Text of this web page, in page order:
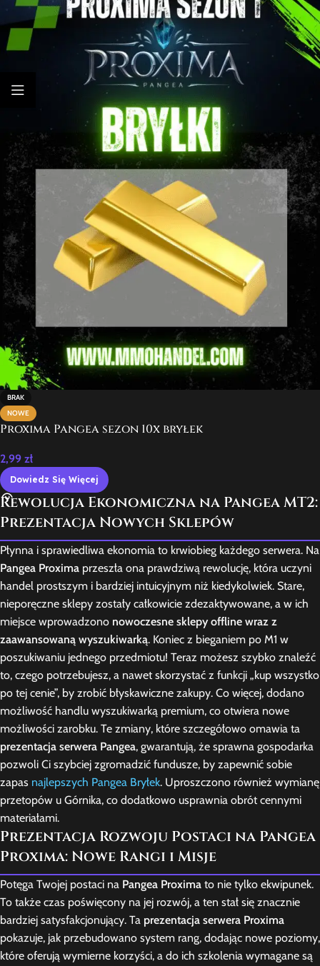
BRAK
NOWE
Proxima Pangea sezon 10x bryłek
2,99 zł
Dowiedz Się Więcej
Rewolucja Ekonomiczna na Pangea MT2:
Prezentacja Nowych Sklepów
Płynna i sprawiedliwa ekonomia to krwiobieg każdego serwera. Na
Pangea Proxima przeszła ona prawdziwą rewolucję, która uczyni
handel prostszym i bardziej intuicyjnym niż kiedykolwiek. Stare,
nieporęczne sklepy zostały całkowicie zdezaktywowane, a w ich
miejsce wprowadzono nowoczesne sklepy offline wraz z
zaawansowaną wyszukiwarką. Koniec z bieganiem po M1 w
poszukiwaniu jednego przedmiotu! Teraz możesz szybko znaleźć
to, czego potrzebujesz, a nawet skorzystać z funkcji „kup wszystko
po tej cenie”, by zrobić błyskawiczne zakupy. Co więcej, dodano
możliwość handlu wyszukiwarką premium, co otwiera nowe
możliwości zarobku. Te zmiany, które szczegółowo omawia ta
prezentacja serwera Pangea, gwarantują, że sprawna gospodarka
pozwoli Ci szybciej zgromadzić fundusze, by zapewnić sobie
zapas najlepszych Pangea Bryłek. Uproszczono również wymianę
przetopów u Górnika, co dodatkowo usprawnia obrót cennymi
materiałami.
Prezentacja Rozwoju Postaci na Pangea
Proxima: Nowe Rangi i Misje
Potęga Twojej postaci na Pangea Proxima to nie tylko ekwipunek.
To także czas poświęcony na jej rozwój, a ten stał się znacznie
bardziej satysfakcjonujący. Ta prezentacja serwera Proxima
pokazuje, jak przebudowano system rang, dodając nowe poziomy,
które oferują wymierne korzyści, a do ich szkolenia wymagane są